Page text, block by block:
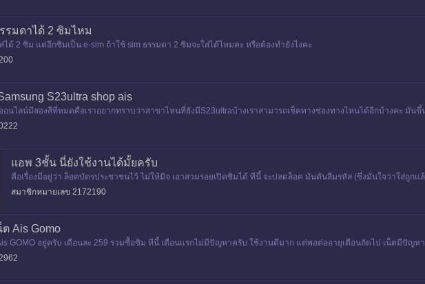
รมดาได้ 2 ซิมไหม
ได้ 2 ซิม แต่อีกซิมเป็น e-sim ถ้าใช้ sim ธรรมดา 2 ซิมจะใส่ได้ไหมคะ หรือต้องทำยังไงคะ
S23ultra shop ais
อนไลน์มีสองสีที่หมดคือเราอยากทราบว่าสาขาไหนที่ยังมีS23ultraบ้างเราสามารถเช็คทางช่องทางไหนได้อีกบ้างคะ มั
แอพ 3ชั้น นี่ยังใช้งานได้มั้ยครับ
คือเรื่องมีอยู่ว่า ล็อคบัตรประชาชนไว้ ไม่ให้มิจ เอาสวมรอยเปิดซิมได้ ทีนี้ จะปลดล็อค มันดันลืมรหัส (ซึ่งมั่นใจว่าใส่ถูก
เมล ทั้ง OTP ผ่านเบอร์ ก
สมาชิกหมายเลข 2172190
ต Ais Gomo
GOMO อยู่ครับ เดือนละ 259 รวมซื้อซิม ทีนี้ เดือนแรกไม่มีปัญหาครับ ใช้งานดีมาก แต่พอต่ออายุเดือนถัดไป เน็ตมีปัญห